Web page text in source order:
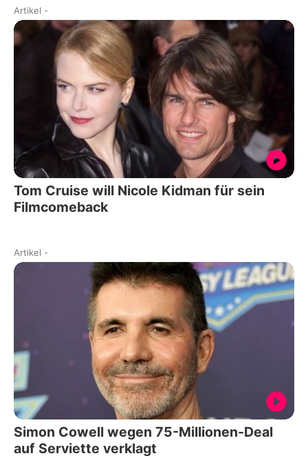
Artikel -
Tom Cruise will Nicole Kidman für sein
Filmcomeback
Artikel -
Simon Cowell wegen 75-Millionen-Deal
auf Serviette verklagt